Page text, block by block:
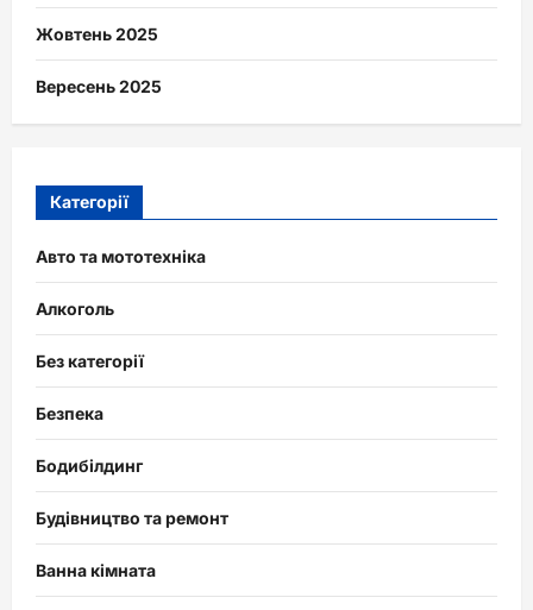
Жовтень 2025
Вересень 2025
Категорії
Авто та мототехніка
Алкоголь
Без категорії
Безпека
Бодибілдинг
Будівництво та ремонт
Ванна кімната